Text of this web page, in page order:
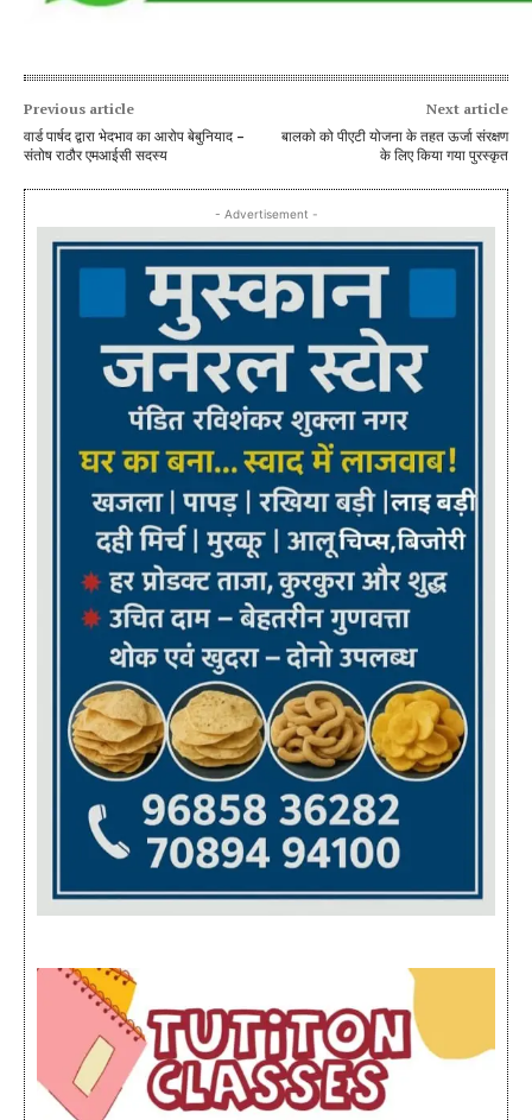
Previous article
वार्ड पार्षद द्वारा भेदभाव का आरोप बेबुनियाद –
संतोष राठौर एमआईसी सदस्य
Next article
बालको को पीएटी योजना के तहत ऊर्जा संरक्षण
के लिए किया गया पुरस्कृत
- Advertisement -